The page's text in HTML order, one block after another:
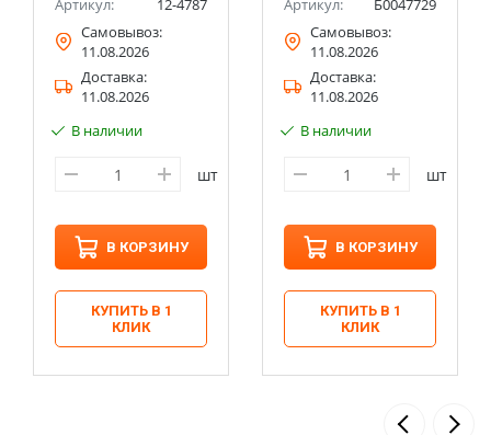
Артикул:
12-4787
Самовывоз:
11.08.2026
Доставка:
11.08.2026
В наличии
шт
В КОРЗИНУ
КУПИТЬ В 1
КЛИК
Артикул:
Б0047729
Самовывоз:
11.08.2026
Доставка:
11.08.2026
В наличии
шт
В КОРЗИНУ
КУПИТЬ В 1
КЛИК